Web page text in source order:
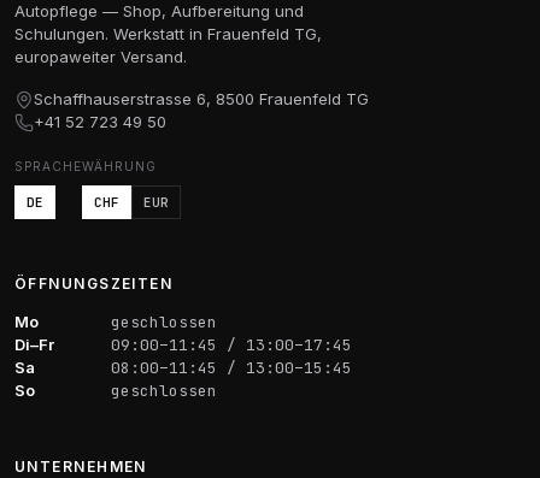
Autopflege — Shop, Aufbereitung und
Schulungen. Werkstatt in Frauenfeld TG,
europaweiter Versand.
Schaffhauserstrasse 6, 8500 Frauenfeld TG
+41 52 723 49 50
SPRACHE
DE
WÄHRUNG
CHF EUR
ÖFFNUNGSZEITEN
Mo geschlossen
Di–Fr 09:00–11:45 / 13:00–17:45
Sa 08:00–11:45 / 13:00–15:45
So geschlossen
UNTERNEHMEN